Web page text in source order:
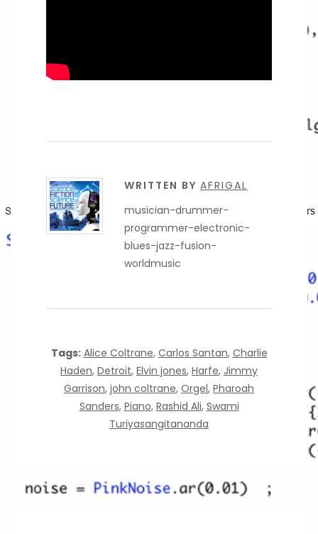
WRITTEN BY AFRIGAL
musician-drummer-
programmer-electronic-
blues-jazz-fusion-
worldmusic
Tags: Alice Coltrane, Carlos Santan, Charlie
Haden, Detroit, Elvin jones, Harfe, Jimmy
Garrison, john coltrane, Orgel, Pharoah
Sanders, Piano, Rashid Ali, Swami
Turiyasangitananda